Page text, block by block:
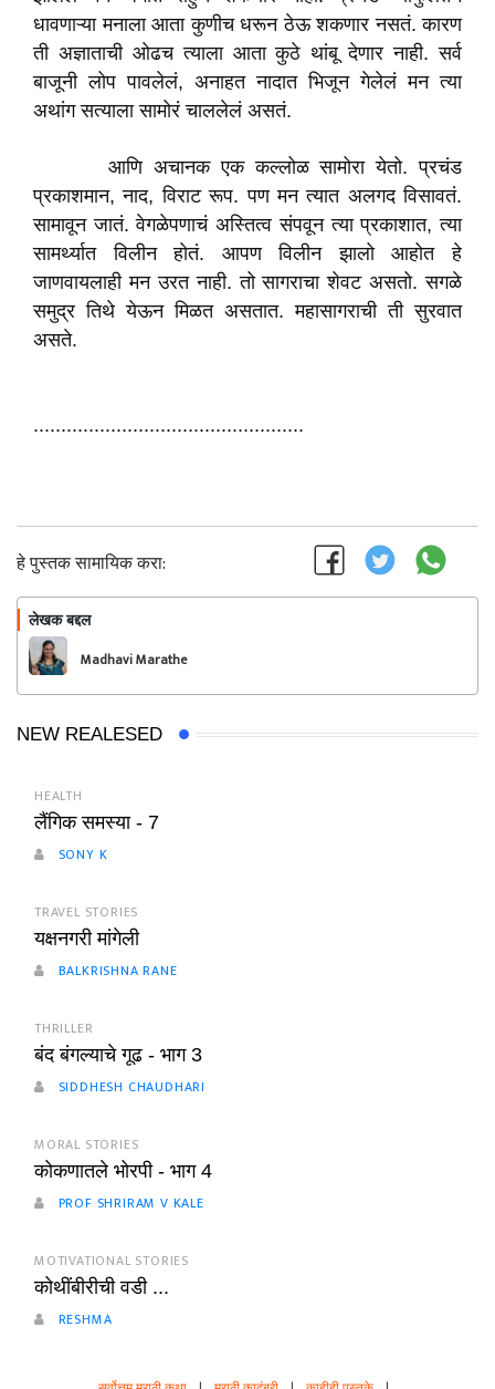
धावणाऱ्या मनाला आता कुणीच धरून ठेऊ शकणार नसतं. कारण
ती अज्ञाताची ओढच त्याला आता कुठे थांबू देणार नाही. सर्व
बाजूनी लोप पावलेलं, अनाहत नादात भिजून गेलेलं मन त्या
अथांग सत्याला सामोरं चाललेलं असतं.
आणि अचानक एक कल्लोळ सामोरा येतो. प्रचंड
प्रकाशमान, नाद, विराट रूप. पण मन त्यात अलगद विसावतं.
सामावून जातं. वेगळेपणाचं अस्तित्व संपवून त्या प्रकाशात, त्या
सामर्थ्यात विलीन होतं. आपण विलीन झालो आहोत हे
जाणवायलाही मन उरत नाही. तो सागराचा शेवट असतो. सगळे
समुद्र तिथे येऊन मिळत असतात. महासागराची ती सुरवात
असते.
.................................................
हे पुस्तक सामायिक करा:
लेखक बद्दल
Madhavi Marathe
NEW REALESED
HEALTH
लैंगिक समस्या - 7
SONY K
TRAVEL STORIES
यक्षनगरी मांगेली
BALKRISHNA RANE
THRILLER
बंद बंगल्याचे गूढ - भाग 3
SIDDHESH CHAUDHARI
MORAL STORIES
कोकणातले भोरपी - भाग 4
PROF SHRIRAM V KALE
MOTIVATIONAL STORIES
कोथींबीरीची वडी ...
RESHMA